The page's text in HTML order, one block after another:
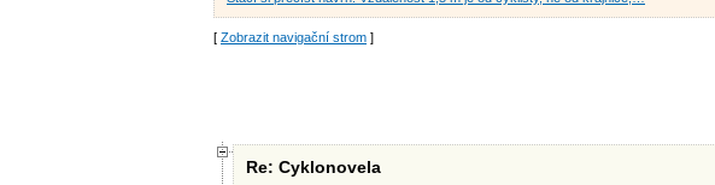
[ Zobrazit navigační strom ]
Re: Cyklonovela